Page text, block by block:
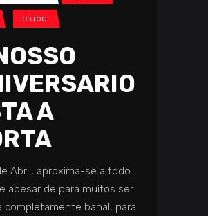
clube
A
Abril, aproxima-se a todo
apesar de para muitos ser
completamente banal, para